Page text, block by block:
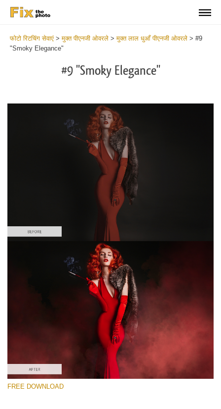
फोटो रिटचिंग सेवाएं >मुक्त पीएनजी ओवरले >मुक्त लाल धुआँ पीएनजी ओवरले > #9
"Smoky Elegance"
#9 "Smoky Elegance"
कृपया चुने
Small 800*533px
(30 Overlays)
Large 6000*4000px
FREE DOWNLOAD